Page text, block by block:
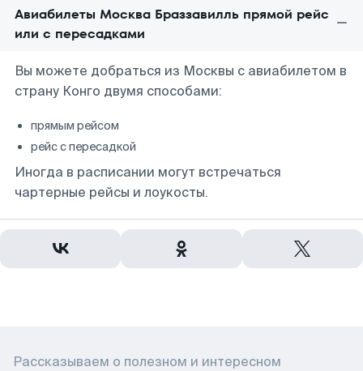
Авиабилеты Москва Браззавилль прямой рейс
или с пересадками
Вы можете добраться из Москвы с авиабилетом в
страну Конго двумя способами:
прямым рейсом
рейс с пересадкой
Иногда в расписании могут встречаться
чартерные рейсы и лоукосты.
Рассказываем о полезном и интересном